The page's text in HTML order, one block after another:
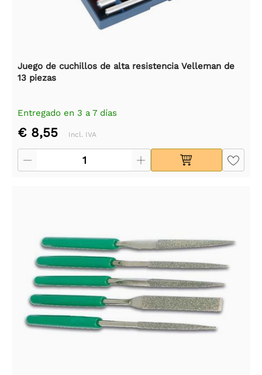
Juego de cuchillos de alta resistencia Velleman de
13 piezas
Entregado en 3 a 7 días
€ 8,55 Incl. IVA